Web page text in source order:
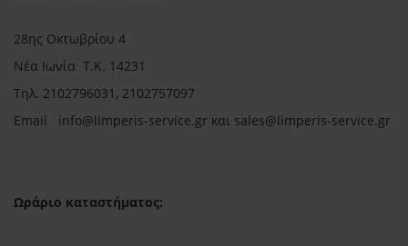
28ης Οκτωβρίου 4
Νέα Ιωνία Τ.Κ. 14231
Τηλ. 2102796031, 2102757097
Email info@limperis-service.gr και sales@limperis-service.gr
Ωράριο καταστήματος: